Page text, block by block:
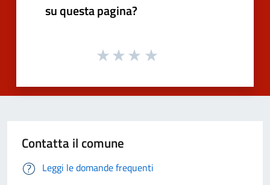
su questa pagina?
Contatta il comune
Leggi le domande frequenti